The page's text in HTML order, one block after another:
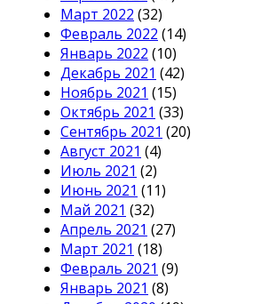
Март 2022 (32)
Февраль 2022 (14)
Январь 2022 (10)
Декабрь 2021 (42)
Ноябрь 2021 (15)
Октябрь 2021 (33)
Сентябрь 2021 (20)
Август 2021 (4)
Июль 2021 (2)
Июнь 2021 (11)
Май 2021 (32)
Апрель 2021 (27)
Март 2021 (18)
Февраль 2021 (9)
Январь 2021 (8)